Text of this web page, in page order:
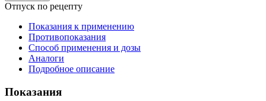
Отпуск по рецепту
Показания к применению
Противопоказания
Способ применения и дозы
Аналоги
Подробное описание
Показания